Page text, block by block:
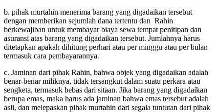
b. pihak murtahin menerima barang yang digadaikan tersebut
dengan memberikan sejumlah dana tertentu dan Rahin
berkewajiban untuk membayar biaya sewa tempat penitipan dan
asuransi atas barang yang digadaikan tersebut. Jumlahnya harus
ditetapkan apakah dihitung perhari atau per minggu atau per bulan
termasuk cara pembayarannya.
c. Jaminan dari pihak Rahin, bahwa objek yang digadaikan adalah
benar-benar miliknya, tidak tersangkut dalam suatu perkara atau
sengketa, termasuk bebas dari sitaan. Jika barang yang digadaikan
berupa emas, maka harus ada jaminan bahwa emas tersebut adalah
asli, dan melepaskan pihak murtahin dari segala tuntutan dari pihak